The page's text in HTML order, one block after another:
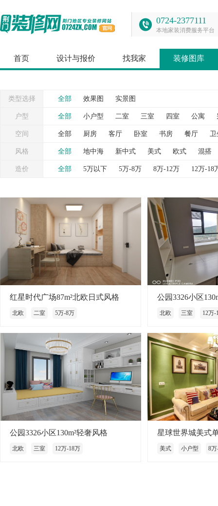
0724-2377111
本地家装消费服务平台
首页 设计与报价 找我家 装修图库
类型选择 全部 效果图 实景图
户型 全部 小户型 二室 三室 四室 公寓
空间 全部 厨房 客厅 卧室 书房 餐厅 卫
台 灯具 照片墙 窗帘 背景墙 衣帽间
风格 全部 地中海 新中式 美式 欧式 混搭
造价 全部 5万以下 5万-8万 8万-12万 12万-18
红星时代广场87m²北欧日式风格
北欧 二室 5万-8万
公园3326小区
北欧 三室 12万-
公园3326小区130m²轻奢风格
北欧 三室 12万-18万
星球世界城美式
美式 小户型 8